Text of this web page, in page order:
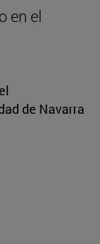
en el
de Navarra